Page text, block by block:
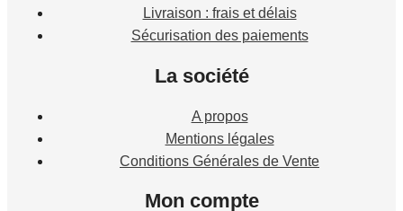
Livraison : frais et délais
Sécurisation des paiements
La société
A propos
Mentions légales
Conditions Générales de Vente
Mon compte